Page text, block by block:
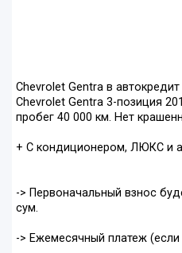
Chevrolet Gentra в автокредит
Chevrolet Gentra 3-позиция
пробег 40 000 км. Нет
+ С кондиционером, ЛЮКС и
-> Первоначальный взнос
сум.
-> Ежемесячный платеж